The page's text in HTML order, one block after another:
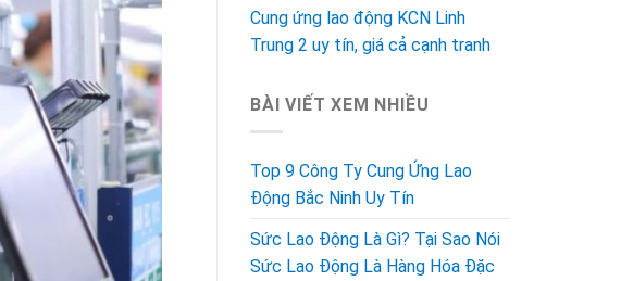
Cung ứng lao động KCN Linh
Trung 2 uy tín, giá cả cạnh tranh
BÀI VIẾT XEM NHIỀU
Top 9 Công Ty Cung Ứng Lao
Động Bắc Ninh Uy Tín
Sức Lao Động Là Gì? Tại Sao Nói
Sức Lao Động Là Hàng Hóa Đặc